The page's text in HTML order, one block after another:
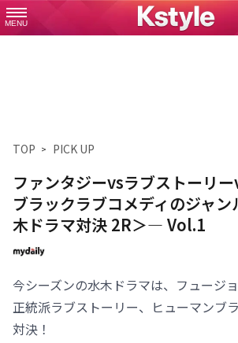
MENU
TOP PICK UP
ファンタジーvsラブストーリ
ブラックラブコメディのジャ
木ドラマ対決 2R＞— Vol.1
今シーズンの水木ドラマは、フュージ
正統派ラブストーリー、ヒューマンブ
対決！